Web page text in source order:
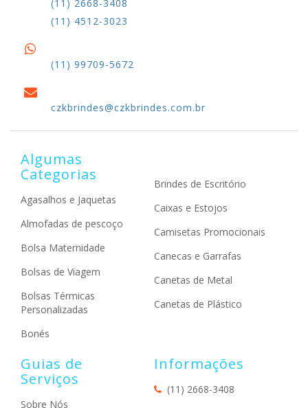
(11) 2668-3408
(11) 4512-3023
(11) 99709-5672
czkbrindes@czkbrindes.com.br
Algumas
Categorias
Agasalhos e Jaquetas
Almofadas de pescoço
Bolsa Maternidade
Bolsas de Viagem
Bolsas Térmicas
Personalizadas
Bonés
Brindes de Escritório
Caixas e Estojos
Camisetas Promocionais
Canecas e Garrafas
Canetas de Metal
Canetas de Plástico
Guias de
Serviços
Sobre Nós
Informações
(11) 2668-3408